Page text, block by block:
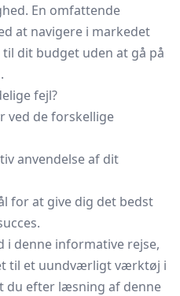
En omfattende
at navigere i markedet
dit budget uden at gå på
fejl?
ved de forskellige
anvendelse af dit
for at give dig det bedst
i denne informative rejse,
til et uundværligt værktøj i
du efter læsning af denne